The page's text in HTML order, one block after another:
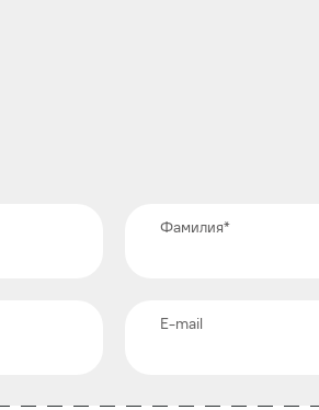
Фамилия*
E-mail